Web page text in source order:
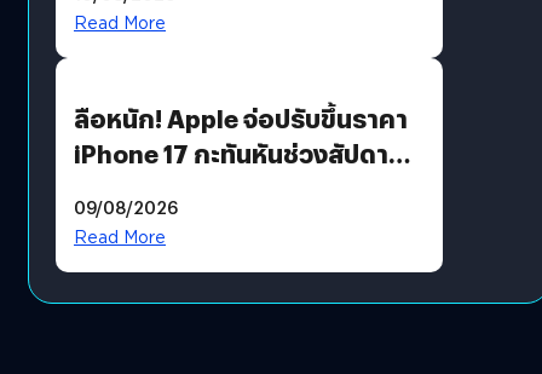
เงื่อนไขที่กำหนด
Read More
ลือหนัก! Apple จ่อปรับขึ้นราคา
iPhone 17 กะทันหันช่วงสัปดาห์ที่
09/08/2026
Read More